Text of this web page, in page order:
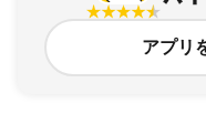
アプリ